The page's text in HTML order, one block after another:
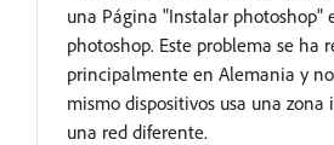
una Página "Instalar photoshop"
photoshop. Este problema se ha
principalmente en Alemania y
mismo dispositivos usa una
una red diferente.